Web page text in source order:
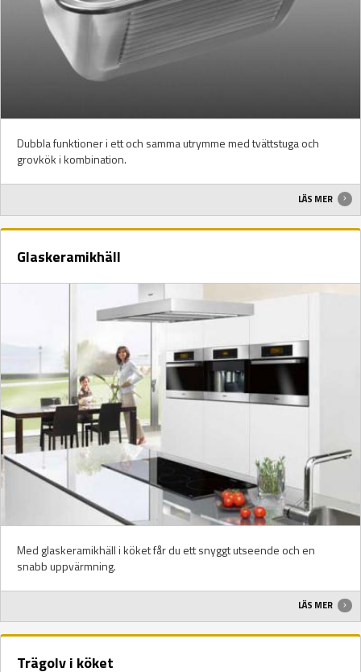
Dubbla funktioner i ett och samma utrymme med tvättstuga och
grovkök i kombination.
LÄS MER
Glaskeramikhäll
Med glaskeramikhäll i köket får du ett snyggt utseende och en
snabb uppvärmning.
LÄS MER
Trägolv i köket